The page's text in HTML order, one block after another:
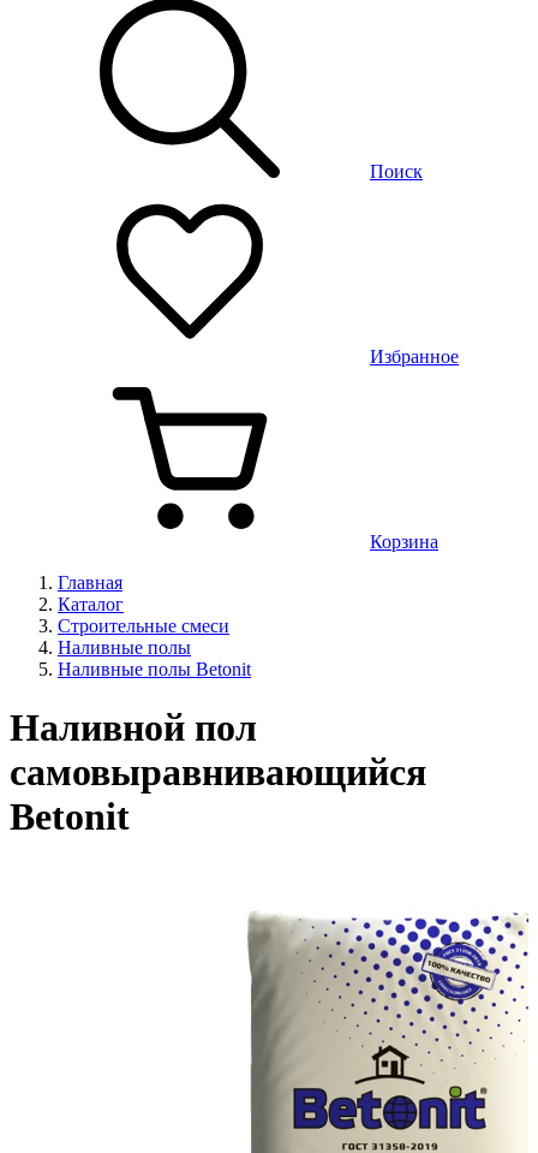
Поиск
Избранное
Корзина
Главная
Каталог
Строительные смеси
Наливные полы
Наливные полы Betonit
Наливной пол
самовыравнивающийся
Betonit